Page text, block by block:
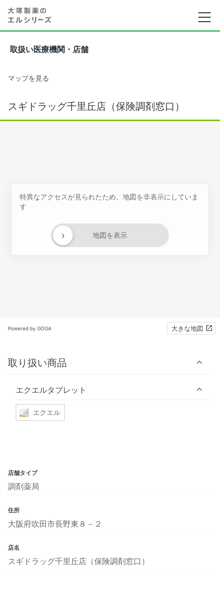
取扱い医療機関・店舗
マップを見る
スギドラッグ千里丘店（保険調剤窓口）
特異なアクセスが見られたため、地図を非表示にしていま
す
地図を表示
›
Powered by GOGA 大きな地図
取り扱い商品
エクエルタブレット
エクエル
店舗タイプ
調剤薬局
住所
大阪府吹田市長野東８－２
店名
スギドラッグ千里丘店（保険調剤窓口）